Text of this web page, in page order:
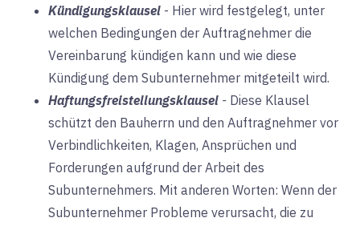
Kündigungsklausel - Hier wird festgelegt, unter
welchen Bedingungen der Auftragnehmer die
Vereinbarung kündigen kann und wie diese
Kündigung dem Subunternehmer mitgeteilt wird.
Haftungsfreistellungsklausel - Diese Klausel
schützt den Bauherrn und den Auftragnehmer vor
Verbindlichkeiten, Klagen, Ansprüchen und
Forderungen aufgrund der Arbeit des
Subunternehmers. Mit anderen Worten: Wenn der
Subunternehmer Probleme verursacht, die zu